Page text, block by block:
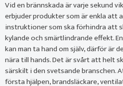
Vid en brännskada är varje sekund
erbjuder produkter som är enkla att
instruktioner som ska förhindra att
kylande och smärtlindrande effekt.
kan man ta hand om själv, därför är
nära till hands. Det är svårt att helt
särskilt i den svetsande branschen.
första hjälpen, brandsläckare,